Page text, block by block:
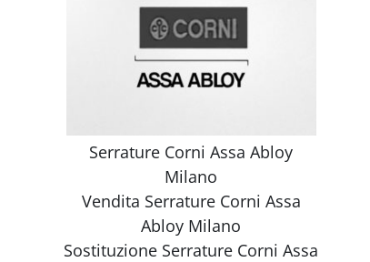
Serrature Corni Assa Abloy
Milano
Vendita Serrature Corni Assa
Abloy Milano
Sostituzione Serrature Corni Assa